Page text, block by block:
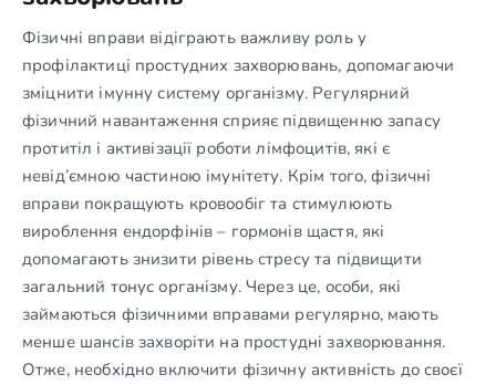
Фізичні вправи відіграють важливу роль у
профілактиці простудних захворювань, допомагаючи
зміцнити імунну систему організму. Регулярний
фізичний навантаження сприяє підвищенню запасу
протитіл і активізації роботи лімфоцитів, які є
невід’ємною частиною імунітету. Крім того, фізичні
вправи покращують кровообіг та стимулюють
вироблення ендорфінів – гормонів щастя, які
допомагають знизити рівень стресу та підвищити
загальний тонус організму. Через це, особи, які
займаються фізичними вправами регулярно, мають
менше шансів захворіти на простудні захворювання.
Отже, необхідно включити фізичну активність до своєї